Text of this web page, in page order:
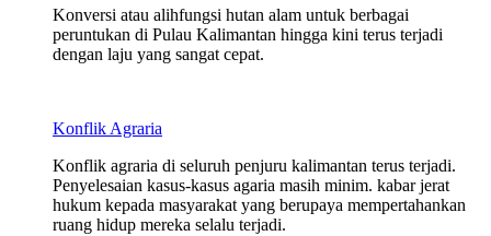
Konversi atau alihfungsi hutan alam untuk berbagai
peruntukan di Pulau Kalimantan hingga kini terus terjadi
dengan laju yang sangat cepat.
Konflik Agraria
Konflik agraria di seluruh penjuru kalimantan terus terjadi.
Penyelesaian kasus-kasus agaria masih minim. kabar jerat
hukum kepada masyarakat yang berupaya mempertahankan
ruang hidup mereka selalu terjadi.